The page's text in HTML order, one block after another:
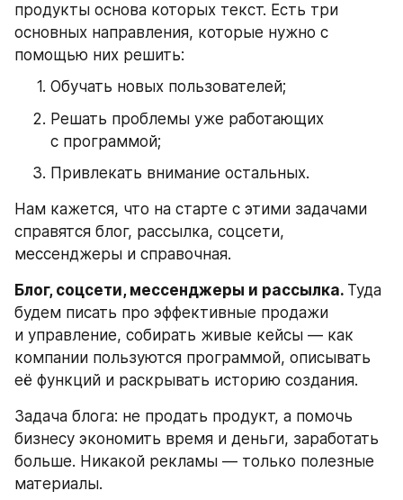
продукты основа которых текст. Есть три
основных направления, которые нужно с
помощью них решить:
Обучать новых пользователей;
Решать проблемы уже работающих
с программой;
Привлекать внимание остальных.
Нам кажется, что на старте с этими задачами
справятся блог, рассылка, соцсети,
мессенджеры и справочная.
Блог, соцсети, мессенджеры и рассылка. Туда
будем писать про эффективные продажи
и управление, собирать живые кейсы — как
компании пользуются программой, описывать
её функций и раскрывать историю создания.
Задача блога: не продать продукт, а помочь
бизнесу экономить время и деньги, заработать
больше. Никакой рекламы — только полезные
материалы.